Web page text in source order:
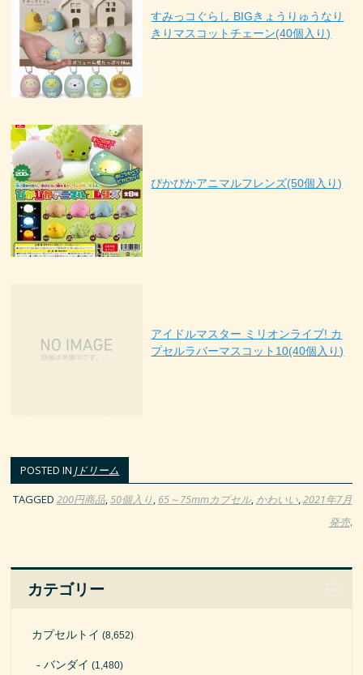
すみっコぐらし BIGきょうりゅうなり
きりマスコットチェーン(40個入り)
ぴかぴかアニマルフレンズ(50個入り)
アイドルマスター ミリオンライブ! カ
プセルラバーマスコット10(40個入り)
POSTED INJドリーム
TAGGED 200円商品,50個入り, 65～75mmカプセル, かわいい,2021年7月
発売.
カテゴリー
カプセルトイ (8,652)
バンダイ (1,480)